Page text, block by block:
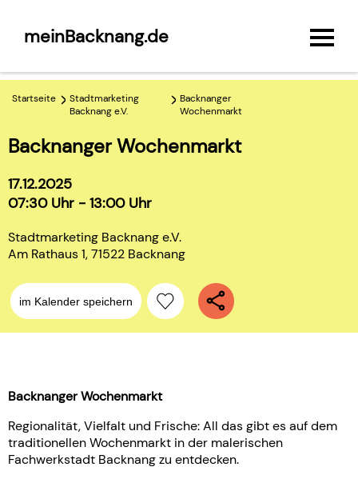
meinBacknang.de
Startseite
Stadtmarketing
Backnang e.V.
Backnanger
Wochenmarkt
Backnanger Wochenmarkt
17.12.2025
07:30 Uhr - 13:00 Uhr
Stadtmarketing Backnang e.V.
Am Rathaus 1, 71522 Backnang
im Kalender speichern
Backnanger Wochenmarkt
Regionalität, Vielfalt und Frische: All das gibt es auf dem
traditionellen Wochenmarkt in der malerischen
Fachwerkstadt Backnang zu entdecken.